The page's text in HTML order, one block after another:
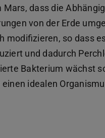
dass die
von der Erde
modifizieren, so dass
und dadurch
Bakterium wächst
idealen